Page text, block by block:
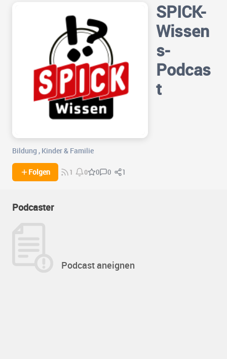
SPICK-
Wissen
s-
Podcas
t
Bildung , Kinder & Familie
Folgen 1 0 0 0 1
Podcaster
Podcast aneignen